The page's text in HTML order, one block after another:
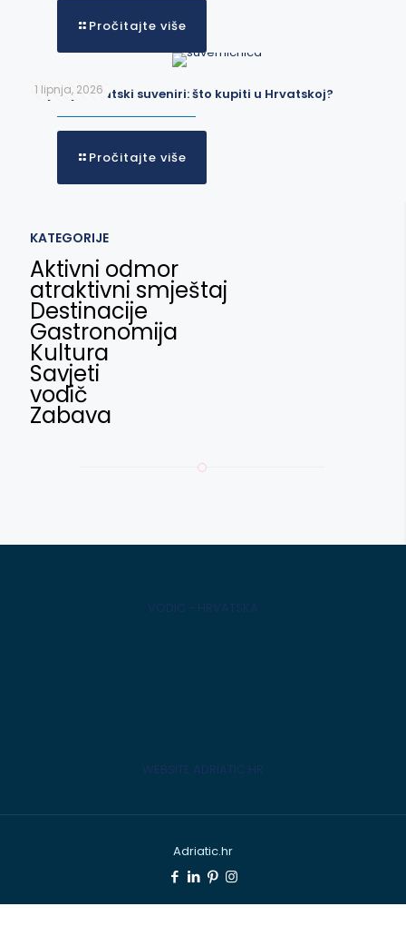
Pročitajte više
1 lipnja, 2026
Najbolji hrvatski suveniri: što kupiti u Hrvatskoj?
Pročitajte više
KATEGORIJE
Aktivni odmor
atraktivni smještaj
Destinacije
Gastronomija
Kultura
Savjeti
vodič
Zabava
VODIČ - HRVATSKA
WEBSITE ADRIATIC.HR
Adriatic.hr